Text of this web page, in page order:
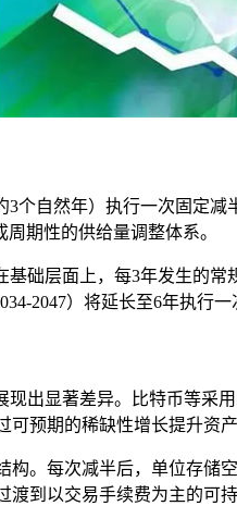
个自然年）执行一次固定
期性的供给量调整体系。
础层面上，每3年发生的
2047）将延长至6年执行
出显著差异。比特币等
预期的稀缺性增长提升资产
。每次减半后，单位存
到以交易手续费为主的可持